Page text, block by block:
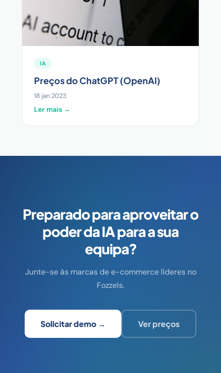
IA
Preços do ChatGPT (OpenAI)
18 jan 2023
Ler mais →
Preparado para aproveitar o
poder da IA para a sua
equipa?
Junte-se às marcas de e-commerce líderes no
Fozzels.
Solicitar demo → Ver preços